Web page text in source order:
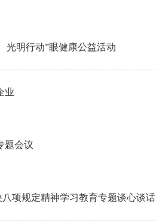
光明行动”眼健康公益活动
业
题会议
项规定精神学习教育专题谈心谈话